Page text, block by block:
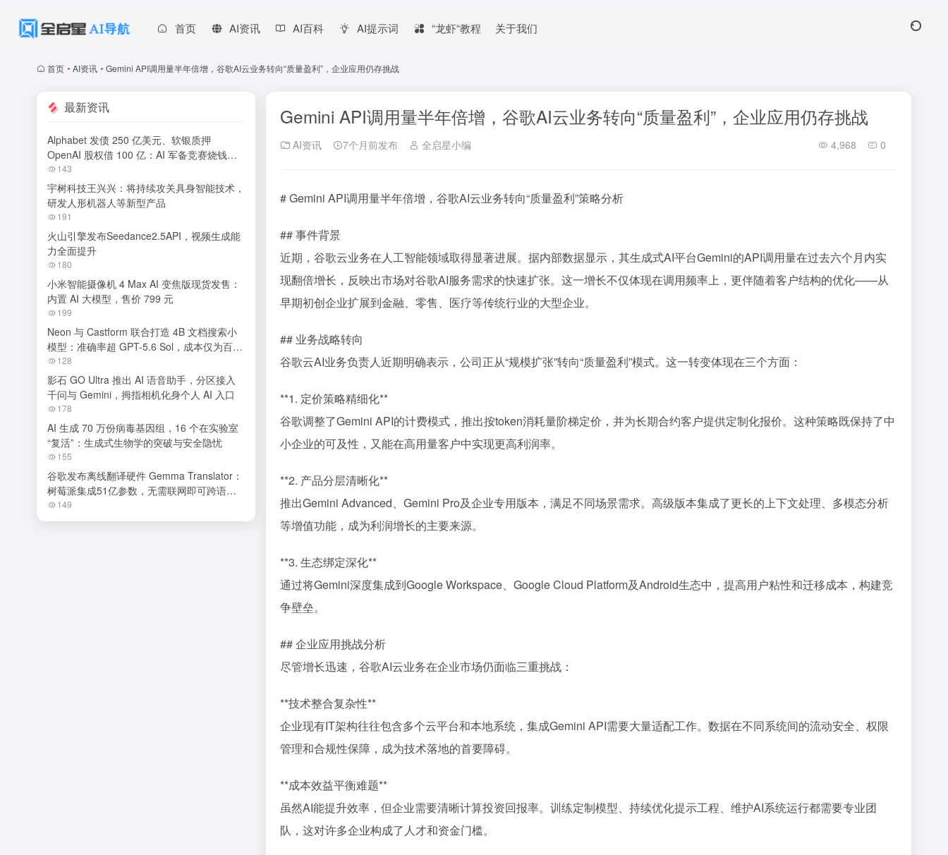
首页 AI资讯 AI百科 AI提示词 “龙虾“教程 关于我们
首页 • AI资讯 • Gemini API调用量半年倍增，谷歌AI云业务转向“质量盈利”，企业应用仍存挑战
Gemini API调用量半年倍增，谷歌AI云业务转向“质量盈利”，企业应用仍存挑战
AI资讯 7个月前发布 全启星小编 4,968 0
# Gemini API调用量半年倍增，谷歌AI云业务转向“质量盈利”策略分析
## 事件背景
近期，谷歌云业务在人工智能领域取得显著进展。据内部数据显示，其生成式AI平台Gemini的API调用量在过去六个月内实
现翻倍增长，反映出市场对谷歌AI服务需求的快速扩张。这一增长不仅体现在调用频率上，更伴随着客户结构的优化——从
早期初创企业扩展到金融、零售、医疗等传统行业的大型企业。
## 业务战略转向
谷歌云AI业务负责人近期明确表示，公司正从“规模扩张”转向“质量盈利”模式。这一转变体现在三个方面：
**1. 定价策略精细化**
谷歌调整了Gemini API的计费模式，推出按token消耗量阶梯定价，并为长期合约客户提供定制化报价。这种策略既保持了中
小企业的可及性，又能在高用量客户中实现更高利润率。
**2. 产品分层清晰化**
推出Gemini Advanced、Gemini Pro及企业专用版本，满足不同场景需求。高级版本集成了更长的上下文处理、多模态分析
等增值功能，成为利润增长的主要来源。
**3. 生态绑定深化**
通过将Gemini深度集成到Google Workspace、Google Cloud Platform及Android生态中，提高用户粘性和迁移成本，构建竞
争壁垒。
## 企业应用挑战分析
尽管增长迅速，谷歌AI云业务在企业市场仍面临三重挑战：
**技术整合复杂性**
企业现有IT架构往往包含多个云平台和本地系统，集成Gemini API需要大量适配工作。数据在不同系统间的流动安全、权限
管理和合规性保障，成为技术落地的首要障碍。
**成本效益平衡难题**
虽然AI能提升效率，但企业需要清晰计算投资回报率。训练定制模型、持续优化提示工程、维护AI系统运行都需要专业团
队，这对许多企业构成了人才和资金门槛。
最新资讯
Alphabet 发债 250 亿美元、软银质押
OpenAI 股权借 100 亿：AI 军备竞赛烧钱无
休止
143
宇树科技王兴兴：将持续攻关具身智能技术，
研发人形机器人等新型产品
191
火山引擎发布Seedance2.5API，视频生成能
力全面提升
180
小米智能摄像机 4 Max AI 变焦版现货发售：
内置 AI 大模型，售价 799 元
199
Neon 与 Castform 联合打造 4B 文档搜索小
模型：准确率超 GPT-5.6 Sol，成本仅为百分
之一
128
影石 GO Ultra 推出 AI 语音助手，分区接入
千问与 Gemini，拇指相机化身个人 AI 入口
178
AI 生成 70 万份病毒基因组，16 个在实验室
“复活”：生成式生物学的突破与安全隐忧
155
谷歌发布离线翻译硬件 Gemma Translator：
树莓派集成51亿参数，无需联网即可跨语种
交流
149